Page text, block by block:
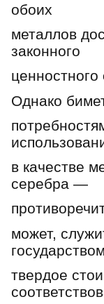
обоих
металлов
законного
Однако
в качестве
серебра —
может,
государством
твердое